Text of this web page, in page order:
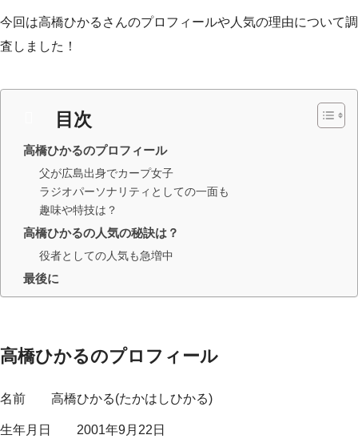
今回は高橋ひかるさんのプロフィールや人気の理由について調
査しました！
目次
高橋ひかるのプロフィール
父が広島出身でカープ女子
ラジオパーソナリティとしての一面も
趣味や特技は？
高橋ひかるの人気の秘訣は？
役者としての人気も急増中
最後に
高橋ひかるのプロフィール
名前 高橋ひかる(たかはしひかる)
生年月日 2001年9月22日